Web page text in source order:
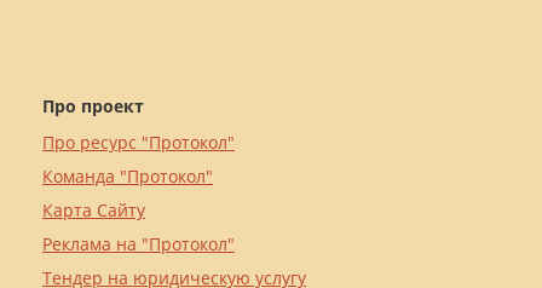
Про проект
Про ресурс "Протокол"
Команда "Протокол"
Карта Сайту
Реклама на "Протокол"
Тендер на юридическую услугу